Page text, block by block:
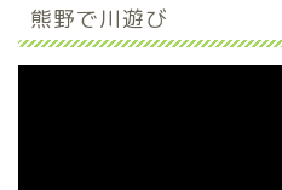
熊野で川遊び